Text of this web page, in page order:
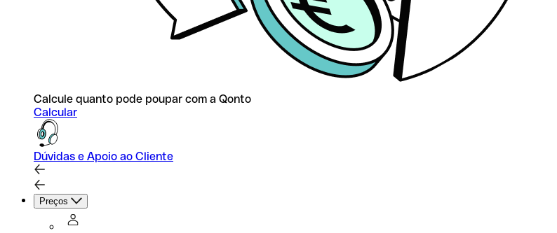
Calcule quanto pode poupar com a Qonto
Calcular
Dúvidas e Apoio ao Cliente
Preços